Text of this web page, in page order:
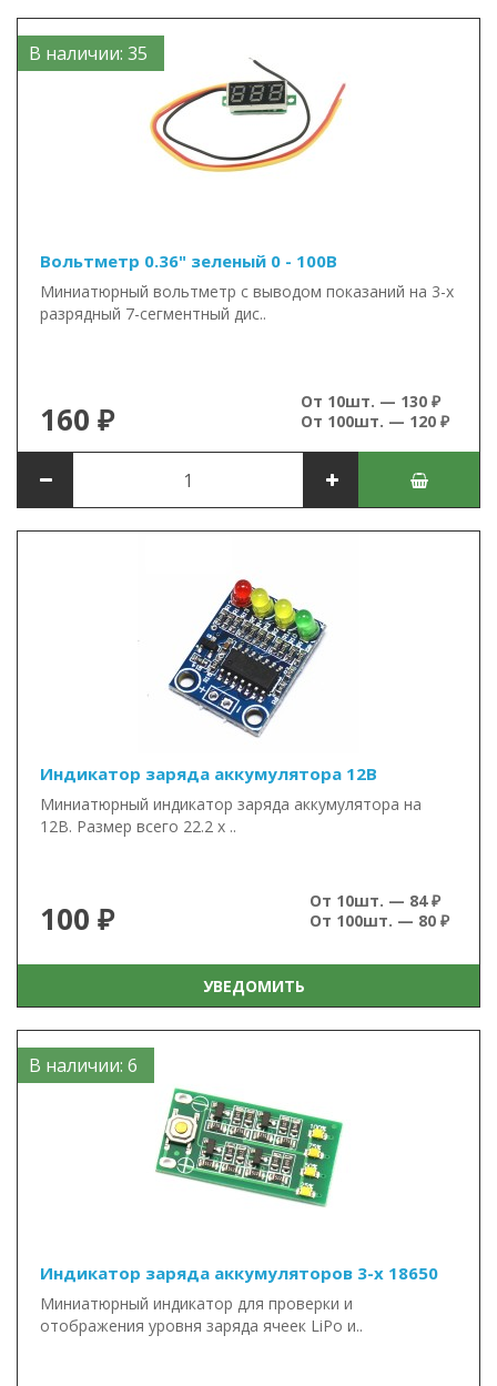
В наличии: 35
Вольтметр 0.36" зеленый 0 - 100В
Миниатюрный вольтметр с выводом показаний на 3-х
разрядный 7-сегментный дис..
160 ₽
От 10шт. — 130 ₽
От 100шт. — 120 ₽
Индикатор заряда аккумулятора 12В
Миниатюрный индикатор заряда аккумулятора на
12В. Размер всего 22.2 х ..
100 ₽
От 10шт. — 84 ₽
От 100шт. — 80 ₽
УВЕДОМИТЬ
В наличии: 6
Индикатор заряда аккумуляторов 3-х 18650
Миниатюрный индикатор для проверки и
отображения уровня заряда ячеек LiPo и..